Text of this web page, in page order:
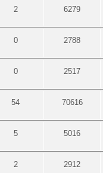
2 6279
0 2788
0 2517
54 70616
5 5016
2 2912